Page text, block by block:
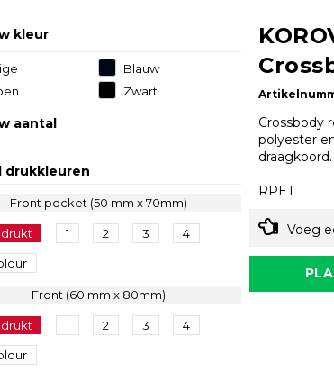
kleur
Blauw
Zwart
aantal
drukkleuren
Front pocket (50 mm x 70mm)
1 2 3 4
Front (60 mm x 80mm)
1 2 3 4
Crossbody
polyester
draagkoord.
RPET
Voeg